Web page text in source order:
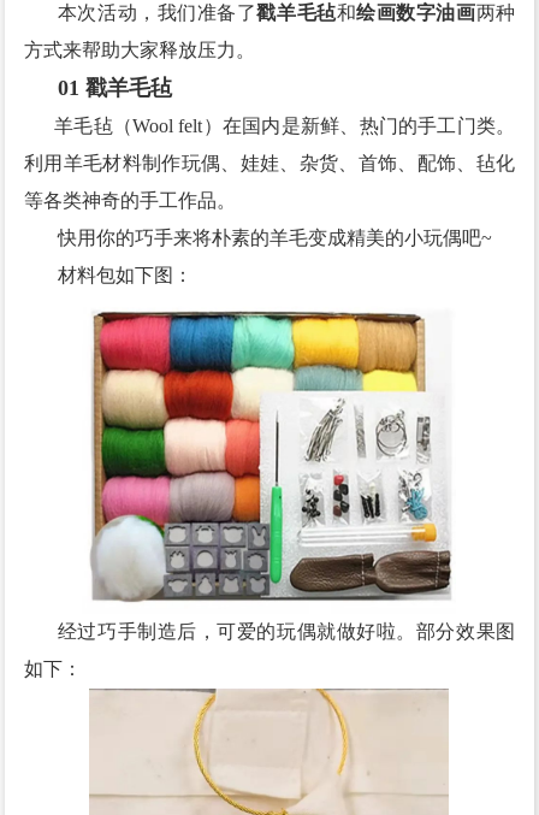
本次活动，我们准备了戳羊毛毡和绘画数字油画两种
方式来帮助大家释放压力。
01 戳羊毛毡
羊毛毡（Wool felt）在国内是新鲜、热门的手工门类。
利用羊毛材料制作玩偶、娃娃、杂货、首饰、配饰、毡化
等各类神奇的手工作品。
快用你的巧手来将朴素的羊毛变成精美的小玩偶吧~
材料包如下图：
经过巧手制造后，可爱的玩偶就做好啦。部分效果图
如下：